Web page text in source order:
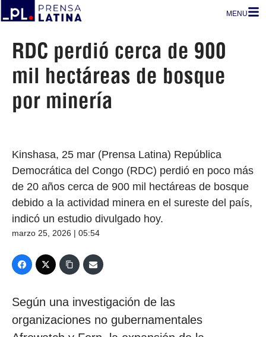
MENU
RDC perdió cerca de 900
mil hectáreas de bosque
por minería
Kinshasa, 25 mar (Prensa Latina) República
Democrática del Congo (RDC) perdió en poco más
de 20 años cerca de 900 mil hectáreas de bosque
debido a la actividad minera en el sureste del país,
indicó un estudio divulgado hoy.
marzo 25, 2026 | 05:54
Según una investigación de las
organizaciones no gubernamentales